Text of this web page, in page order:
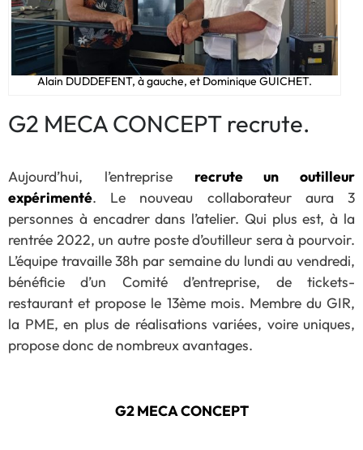
Alain DUDDEFENT, à gauche, et Dominique GUICHET.
G2 MECA CONCEPT recrute.
Aujourd’hui, l’entreprise recrute un outilleur
expérimenté. Le nouveau collaborateur aura 3
personnes à encadrer dans l’atelier. Qui plus est, à la
rentrée 2022, un autre poste d’outilleur sera à pourvoir.
L’équipe travaille 38h par semaine du lundi au vendredi,
bénéficie d’un Comité d’entreprise, de tickets-
restaurant et propose le 13ème mois. Membre du GIR,
la PME, en plus de réalisations variées, voire uniques,
propose donc de nombreux avantages.
G2 MECA CONCEPT